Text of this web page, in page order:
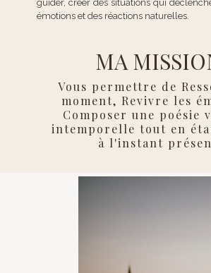
guider, créer des situations qui
émotions et des réactions naturelles.
MA
Vous permettre de
moment, Revivre les
Composer une poésie
intemporelle tout en
à l'instant